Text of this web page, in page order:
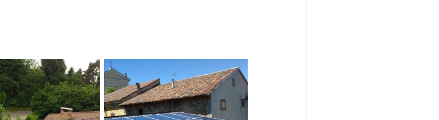
e Incentivi La Ristrutturazione di Casa Mia